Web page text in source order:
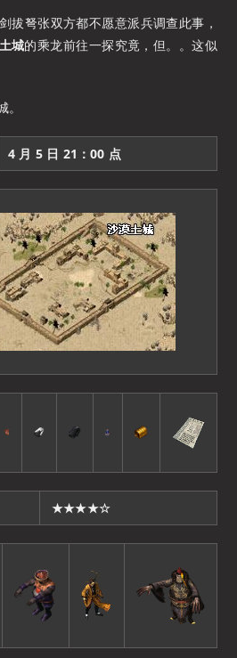
拔弩张双方都不愿意派兵调查此事，
城的乘龙前往一探究竟，但。。这似
4 月 5 日 21：00 点
★★★★☆